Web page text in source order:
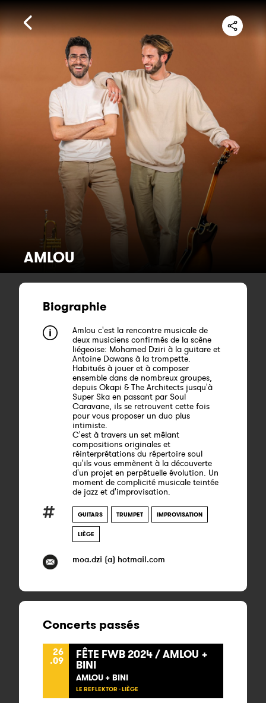
AMLOU
Biographie
Amlou c'est la rencontre musicale de
deux musiciens confirmés de la scène
liégeoise: Mohamed Dziri à la guitare et
Antoine Dawans à la trompette.
Habitués à jouer et à composer
ensemble dans de nombreux groupes,
depuis Okapi & The Architects jusqu'à
Super Ska en passant par Soul
Caravane, ils se retrouvent cette fois
pour vous proposer un duo plus
intimiste.
C'est à travers un set mêlant
compositions originales et
réinterprétations du répertoire soul
qu'ils vous emmènent à la découverte
d'un projet en perpétuelle évolution. Un
moment de complicité musicale teintée
de jazz et d'improvisation.
GUITARS TRUMPET IMPROVISATION
LIÈGE
moa.dzi (a) hotmail.com
Concerts passés
26
.09 FÊTE FWB 2024 / AMLOU +
BINI
AMLOU + BINI
LE REFLEKTOR - LIÈGE